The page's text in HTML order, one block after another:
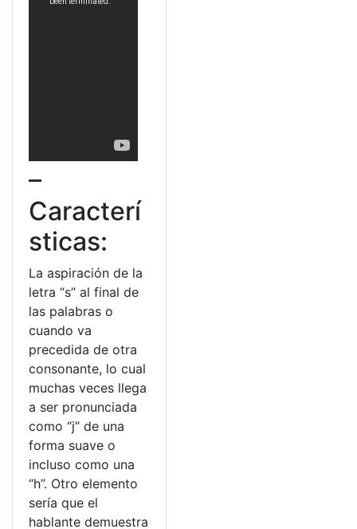
–
Caracterí
sticas:
La aspiración de la
letra “s” al final de
las palabras o
cuando va
precedida de otra
consonante, lo cual
muchas veces llega
a ser pronunciada
como “j” de una
forma suave o
incluso como una
“h”. Otro elemento
sería que el
hablante demuestra